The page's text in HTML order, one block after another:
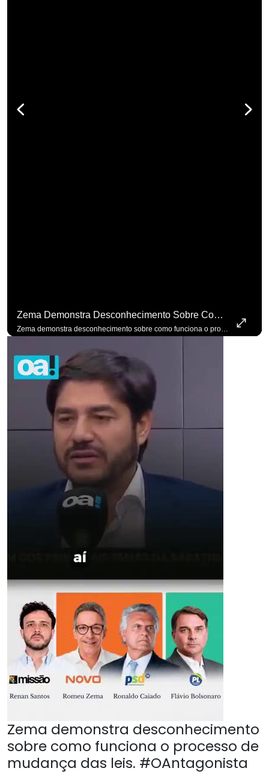
Zema Demonstra Desconhecimento Sobre Como Funciona O Processo De Mudança Das Leis. #OAntagonista
Zema demonstra desconhecimento sobre como funciona o processo de mudança das leis. #OAntagonista Se você busca informação com credibilidade, inscreva-se agora e ative o
Zema demonstra desconhecimento
sobre como funciona o processo de
mudança das leis. #OAntagonista